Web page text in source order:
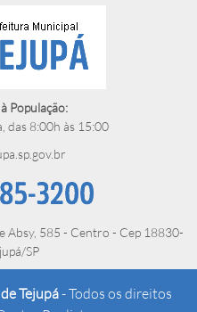
População:
das 8:00h às 15:00
Absy, 585 - Centro - Cep 18830-
SP
Tejupá- Todos os direitos